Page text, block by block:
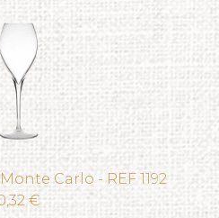
Carlo - REF 1192
€